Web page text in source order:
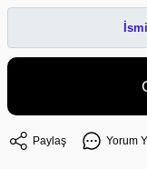
Paylaş Yorum